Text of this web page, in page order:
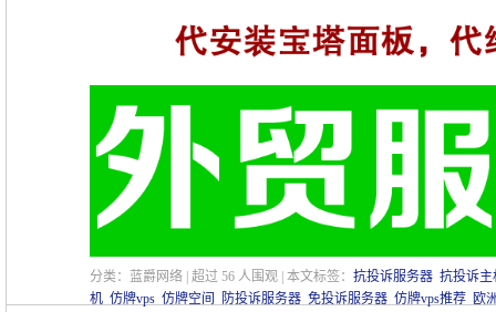
分类：蓝爵网络 | 超过 56 人围观 | 本文标签： 抗投诉服务器 抗投诉主
机 仿牌vps 仿牌空间 防投诉服务器 免投诉服务器 仿牌vps推荐 欧